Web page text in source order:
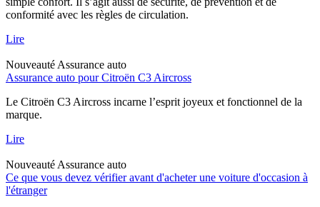
conformité avec les règles de circulation.
Lire
Nouveauté Assurance auto
Assurance auto pour Citroën C3 Aircross
Le Citroën C3 Aircross incarne l’esprit joyeux et fonctionnel de la
marque.
Lire
Nouveauté Assurance auto
Ce que vous devez vérifier avant d'acheter une voiture d'occasion à
l'étranger